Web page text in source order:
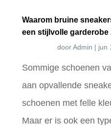
Waarom bruine
een stijlvolle garderobe
doorAdmin | jun
Sommige schoenen
aan opvallende
schoenen met felle
Maar er is ook een